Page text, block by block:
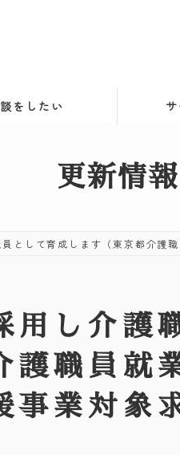
をしたい
更新情報
として育成します（東京都介護
用し介護
護職員就
事業対象